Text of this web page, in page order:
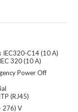
IEC320-C14 (10 A)
320 (10 A)
Power Off
(RJ45)
276) V